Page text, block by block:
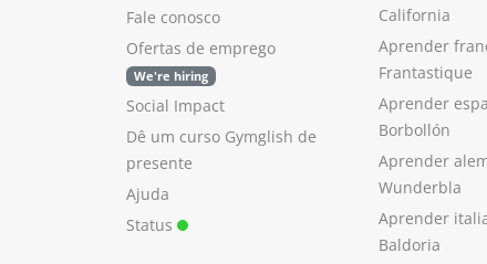
Fale conosco
Ofertas de emprego
We're hiring
Social Impact
Dê um curso Gymglish de
presente
Ajuda
Status
California
Aprender
Frantastique
Aprender
Borbollón
Aprender
Wunderbla
Aprender
Baldoria